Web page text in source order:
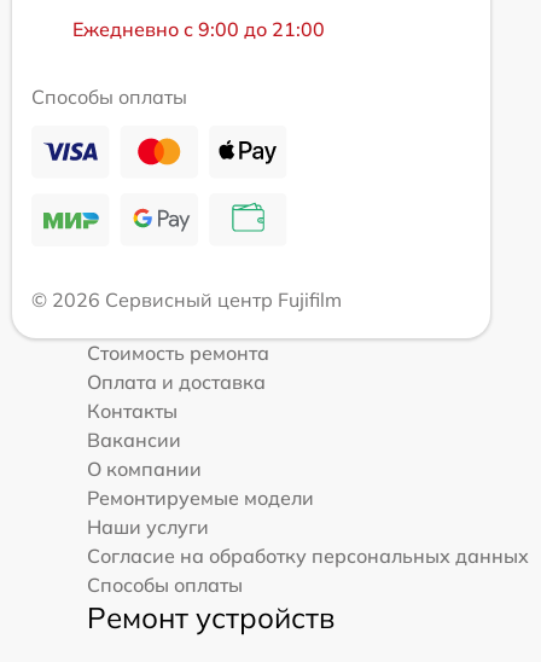
Ежедневно с 9:00 до 21:00
Способы оплаты
© 2026 Сервисный центр Fujifilm
Стоимость ремонта
Оплата и доставка
Контакты
Вакансии
О компании
Ремонтируемые модели
Наши услуги
Согласие на обработку персональных данных
Способы оплаты
Ремонт устройств